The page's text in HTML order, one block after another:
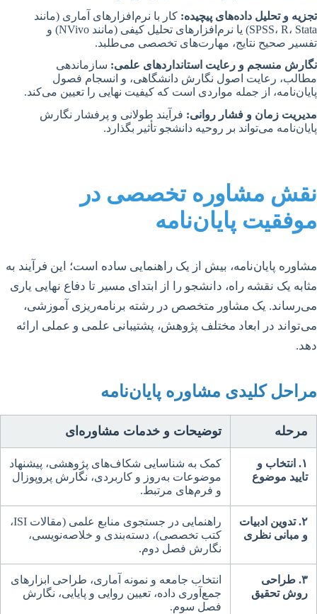
تجزیه و تحلیل داده‌های پیچیده: کار با نرم‌افزارهای آماری (مانند
SPSS، R، Stata) یا نرم‌افزارهای تحلیل کیفی (مانند NVivo) و
تفسیر صحیح نتایج، مهارت‌های تخصصی می‌طلبد.
نگارش منسجم و رعایت استانداردهای علمی: سازماندهی
مطالب، رعایت اصول نگارش دانشگاهی، و انسجام فصول
پایان‌نامه، از جمله مواردی است که کیفیت نهایی را تعیین می‌کند.
مدیریت زمان و فشار روانی: فرآیند طولانی و پرفشار نگارش
پایان‌نامه می‌تواند بر روحیه دانشجو تأثیر بگذارد.
نقش مشاوره تخصصی در
موفقیت پایان‌نامه
مشاوره پایان‌نامه، بیش از یک راهنمایی ساده است؛ این فرآیند به
مثابه یک نقشه راه، دانشجو را از ابتدای مسیر تا دفاع نهایی یاری
می‌رساند. یک مشاور متخصص در رشته برنامه‌ریزی آموزشی،
می‌تواند در ابعاد مختلف پژوهش، پشتیبانی علمی و عملی ارائه
دهد.
مراحل کلیدی مشاوره پایان‌نامه
مرحله توضیحات و خدمات مشاوره‌ای
۱. انتخاب و
تایید موضوع
کمک به شناسایی شکاف‌های پژوهشی، پیشنهاد
موضوعات به‌روز و کاربردی، نگارش پروپوزال
و فرم‌های مرتبط.
۲. تدوین ادبیات
و مبانی نظری
راهنمایی در جستجوی منابع علمی (مقالات ISI،
کتب تخصصی)، دسته‌بندی و خلاصه‌نویسی،
نگارش فصل دوم.
۳. طراحی
روش تحقیق
انتخاب جامعه و نمونه آماری، طراحی ابزارهای
جمع‌آوری داده، تعیین روایی و پایایی، نگارش
فصل سوم.